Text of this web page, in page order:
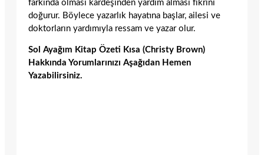
farkında olması kardeşinden yardım alması fikrini
doğurur. Böylece yazarlık hayatına başlar, ailesi ve
doktorların yardımıyla ressam ve yazar olur.
Sol Ayağım Kitap Özeti Kısa (Christy Brown)
Hakkında Yorumlarınızı Aşağıdan Hemen
Yazabilirsiniz.